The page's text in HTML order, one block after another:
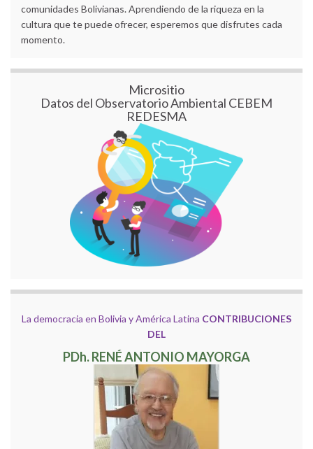
comunidades Bolivianas. Aprendiendo de la riqueza en la
cultura que te puede ofrecer, esperemos que disfrutes cada
momento.
Micrositio
Datos del Observatorio Ambiental CEBEM
REDESMA
La democracia en Bolivia y América Latina CONTRIBUCIONES
DEL
PDh. RENÉ ANTONIO MAYORGA